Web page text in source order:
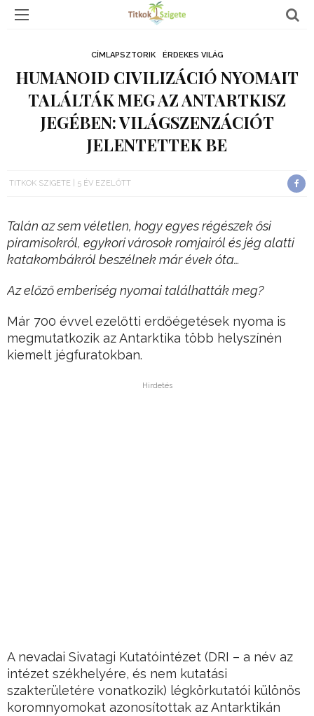
CÍMLAPSZTORIK ÉRDEKES VILÁG
HUMANOID CIVILIZÁCIÓ NYOMAIT
TALÁLTÁK MEG AZ ANTARTKISZ
JEGÉBEN: VILÁGSZENZÁCIÓT
JELENTETTEK BE
TITKOK SZIGETE 5 ÉV EZELŐTT
Talán az sem véletlen, hogy egyes régészek ősi
piramisokról, egykori városok romjairól és jég alatti
katakombákról beszélnek már évek óta…
Az előző emberiség nyomai találhatták meg?
Már 700 évvel ezelőtti erdőégetések nyoma is
megmutatkozik az Antarktika több helyszínén
kiemelt jégfuratokban.
Hirdetés
A nevadai Sivatagi Kutatóintézet (DRI – a név az
intézet székhelyére, és nem kutatási
szakterületére vonatkozik) légkörkutatói különös
koromnyomokat azonosítottak az Antarktikán